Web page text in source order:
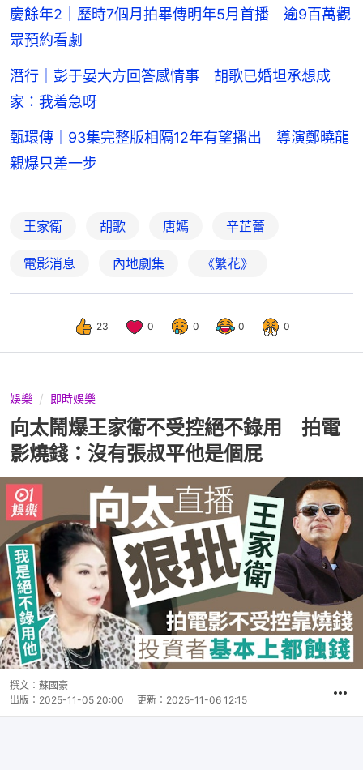
慶餘年2｜歷時7個月拍畢傳明年5月首播 逾9百萬觀
眾預約看劇
潛行｜彭于晏大方回答感情事 胡歌已婚坦承想成
家：我着急呀
甄環傳｜93集完整版相隔12年有望播出 導演鄭曉龍
親爆只差一步
王家衛 胡歌 唐嫣 辛芷蕾
電影消息 內地劇集 《繁花》
23 0 0 0 0
娛樂 即時娛樂
向太鬧爆王家衛不受控絕不錄用 拍電
影燒錢：沒有張叔平他是個屁
撰文： 蘇國豪
出版： 2025-11-05 20:00 更新： 2025-11-06 12:15